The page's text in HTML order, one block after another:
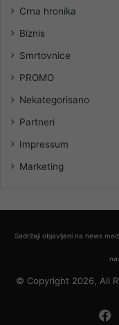
Crna hronika
Biznis
Smrtovnice
PROMO
Nekategorisano
Partneri
Impressum
Marketing
Sadržaji objavljeni na news
© Copyright 2026, All